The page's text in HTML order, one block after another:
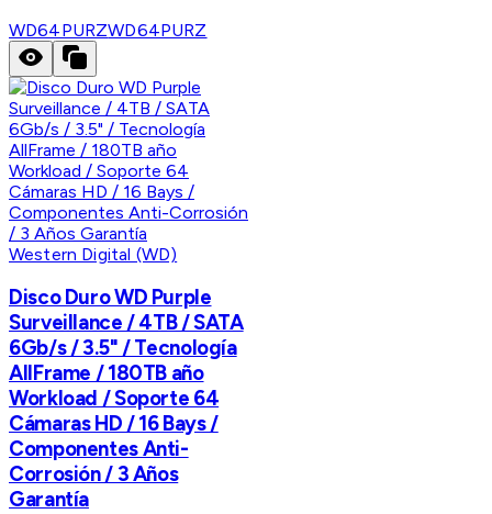
WD64PURZWD64PURZ
Western Digital (WD)
Disco Duro WD Purple
Surveillance / 4TB / SATA
6Gb/s / 3.5" / Tecnología
AllFrame / 180TB año
Workload / Soporte 64
Cámaras HD / 16 Bays /
Componentes Anti-
Corrosión / 3 Años
Garantía